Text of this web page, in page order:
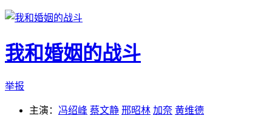
我和婚姻的战斗
举报
主演： 冯绍峰 蔡文静 邢昭林 加奈 黄维德